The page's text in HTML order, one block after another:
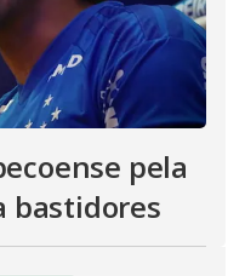
pela
bastidores